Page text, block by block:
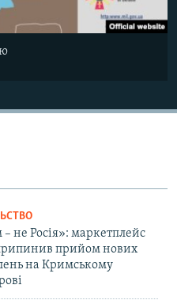
не Росія»: маркетплейс
прийом нових
на Кримському